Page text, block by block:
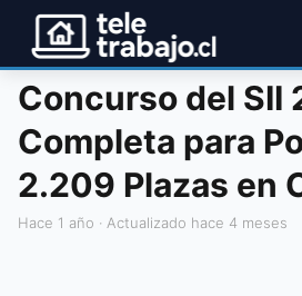
Concurso del SII
Completa para
2.209 Plazas en
hace 1 año · Actualizado hace 4 meses